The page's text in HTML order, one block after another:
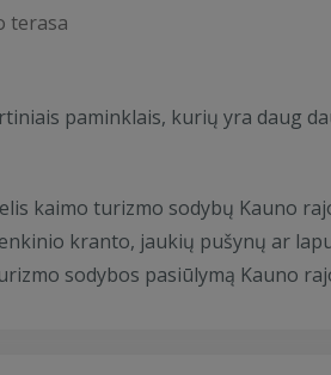
terasa
paminklais, kurių yra daug
kaimo turizmo sodybų Kauno
kranto, jaukių pušynų ar
sodybos pasiūlymą Kauno